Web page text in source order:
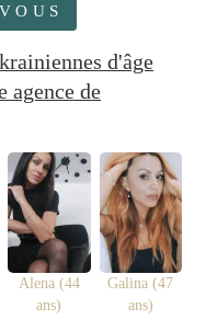
d'âge
agence de
Alena (44
ans)
Galina (47
ans)